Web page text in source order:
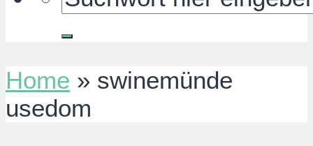
Home » swinemünde
usedom